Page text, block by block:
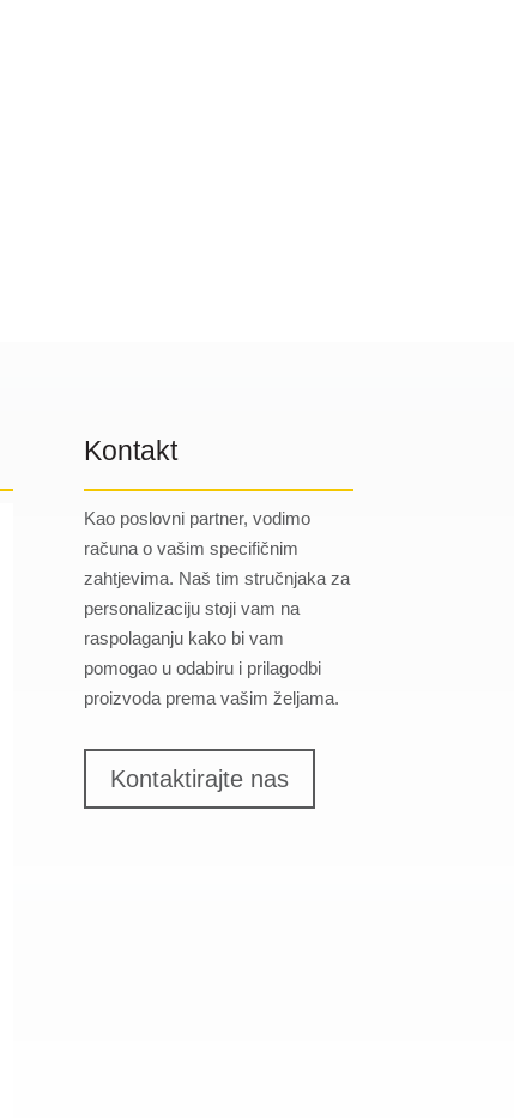
Kontakt
Kao poslovni partner, vodimo
računa o vašim specifičnim
zahtjevima. Naš tim stručnjaka za
personalizaciju stoji vam na
raspolaganju kako bi vam
pomogao u odabiru i prilagodbi
proizvoda prema vašim željama.
Kontaktirajte nas